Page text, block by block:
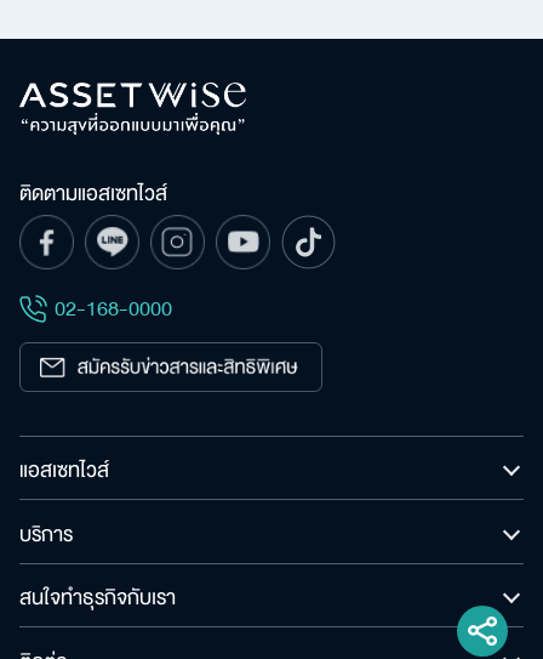
ติดตามแอสเซทไวส์
02-168-0000
แอสเซทไวส์
บริการ
สนใจทำธุรกิจกับเรา